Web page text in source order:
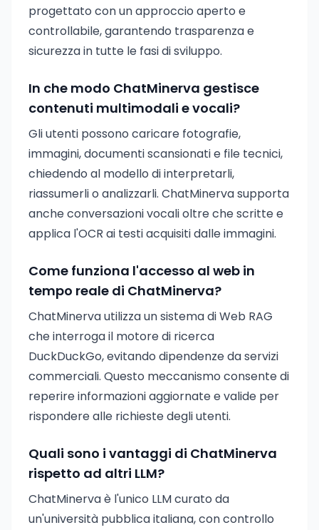
progettato con un approccio aperto e
controllabile, garantendo trasparenza e
sicurezza in tutte le fasi di sviluppo.
In che modo ChatMinerva gestisce
contenuti multimodali e vocali?
Gli utenti possono caricare fotografie,
immagini, documenti scansionati e file tecnici,
chiedendo al modello di interpretarli,
riassumerli o analizzarli. ChatMinerva supporta
anche conversazioni vocali oltre che scritte e
applica l'OCR ai testi acquisiti dalle immagini.
Come funziona l'accesso al web in
tempo reale di ChatMinerva?
ChatMinerva utilizza un sistema di Web RAG
che interroga il motore di ricerca
DuckDuckGo, evitando dipendenze da servizi
commerciali. Questo meccanismo consente di
reperire informazioni aggiornate e valide per
rispondere alle richieste degli utenti.
Quali sono i vantaggi di ChatMinerva
rispetto ad altri LLM?
ChatMinerva è l'unico LLM curato da
un'università pubblica italiana, con controllo